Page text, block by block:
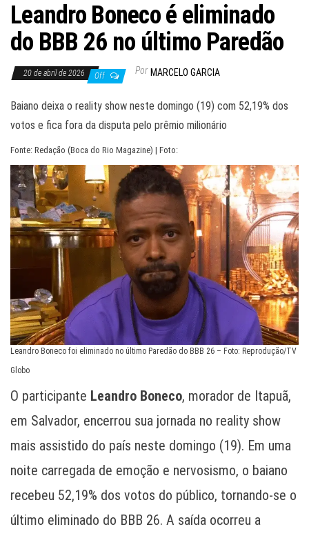
Leandro Boneco é eliminado
do BBB 26 no último Paredão
20 de abril de 2026 Off Por MARCELO GARCIA
Baiano deixa o reality show neste domingo (19) com 52,19% dos
votos e fica fora da disputa pelo prêmio milionário
Fonte: Redação (Boca do Rio Magazine) | Foto:
Leandro Boneco foi eliminado no último Paredão do BBB 26 – Foto: Reprodução/TV
Globo
O participante Leandro Boneco, morador de Itapuã,
em Salvador, encerrou sua jornada no reality show
mais assistido do país neste domingo (19). Em uma
noite carregada de emoção e nervosismo, o baiano
recebeu 52,19% dos votos do público, tornando-se o
último eliminado do BBB 26. A saída ocorreu a